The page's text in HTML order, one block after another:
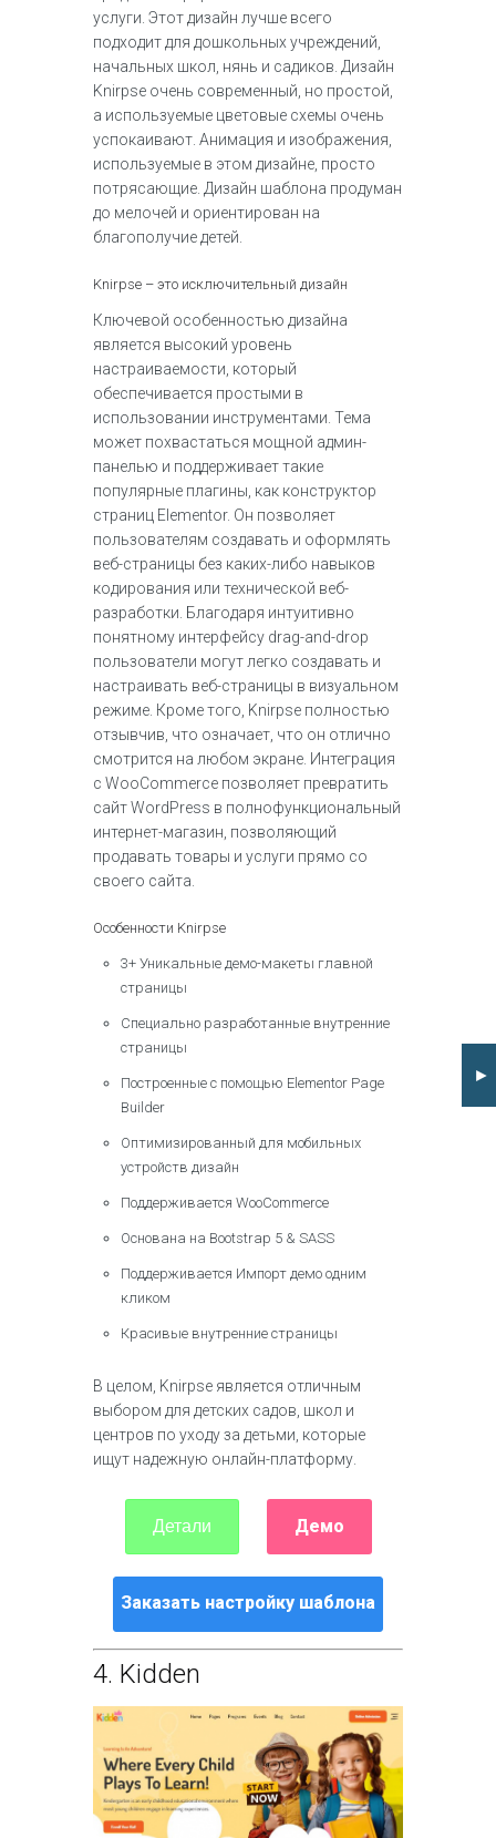
услуги. Этот дизайн лучше всего
подходит для дошкольных учреждений,
начальных школ, нянь и садиков. Дизайн
Knirpse очень современный, но простой,
а используемые цветовые схемы очень
успокаивают. Анимация и изображения,
используемые в этом дизайне, просто
потрясающие. Дизайн шаблона продуман
до мелочей и ориентирован на
благополучие детей.
Knirpse – это исключительный дизайн
Ключевой особенностью дизайна
является высокий уровень
настраиваемости, который
обеспечивается простыми в
использовании инструментами. Тема
может похвастаться мощной админ-
панелью и поддерживает такие
популярные плагины, как конструктор
страниц Elementor. Он позволяет
пользователям создавать и оформлять
веб-страницы без каких-либо навыков
кодирования или технической веб-
разработки. Благодаря интуитивно
понятному интерфейсу drag-and-drop
пользователи могут легко создавать и
настраивать веб-страницы в визуальном
режиме. Кроме того, Knirpse полностью
отзывчив, что означает, что он отлично
смотрится на любом экране. Интеграция
с WooCommerce позволяет превратить
сайт WordPress в полнофункциональный
интернет-магазин, позволяющий
продавать товары и услуги прямо со
своего сайта.
Особенности Knirpse
3+ Уникальные демо-макеты главной
страницы
Специально разработанные внутренние
страницы
Построенные с помощью Elementor Page
Builder
Оптимизированный для мобильных
устройств дизайн
Поддерживается WooCommerce
Основана на Bootstrap 5 & SASS
Поддерживается Импорт демо одним
кликом
Красивые внутренние страницы
В целом, Knirpse является отличным
выбором для детских садов, школ и
центров по уходу за детьми, которые
ищут надежную онлайн-платформу.
Детали Демо
Заказать настройку шаблона
4. Kidden
►